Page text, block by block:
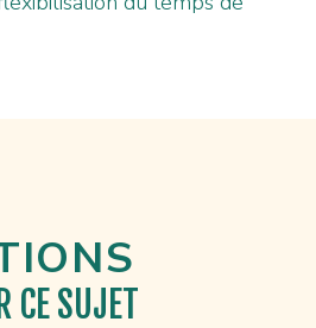
CE SUJET